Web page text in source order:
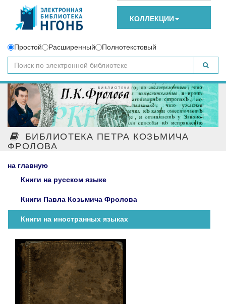
КОЛЛЕКЦИИ
Простой Расширенный Полнотекстовый
БИБЛИОТЕКА ПЕТРА КОЗЬМИЧА
ФРОЛОВА
на главную
Книги на русском языке
Книги Павла Козьмича Фролова
Книги на иностранных языках